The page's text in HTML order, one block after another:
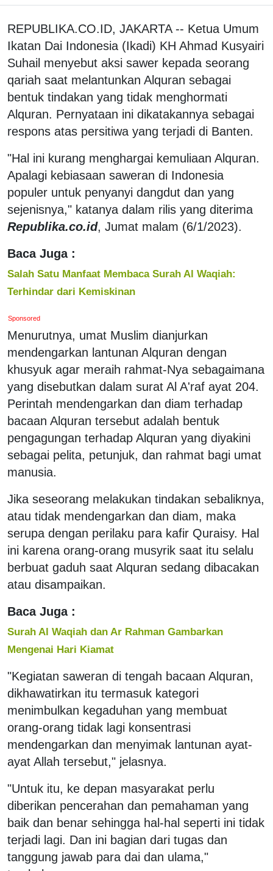
REPUBLIKA.CO.ID, JAKARTA -- Ketua Umum
Ikatan Dai Indonesia (Ikadi) KH Ahmad Kusyairi
Suhail menyebut aksi sawer kepada seorang
qariah saat melantunkan Alquran sebagai
bentuk tindakan yang tidak menghormati
Alquran. Pernyataan ini dikatakannya sebagai
respons atas persitiwa yang terjadi di Banten.
"Hal ini kurang menghargai kemuliaan Alquran.
Apalagi kebiasaan saweran di Indonesia
populer untuk penyanyi dangdut dan yang
sejenisnya," katanya dalam rilis yang diterima
Republika.co.id, Jumat malam (6/1/2023).
Baca Juga :
Salah Satu Manfaat Membaca Surah Al Waqiah:
Terhindar dari Kemiskinan
Sponsored
Menurutnya, umat Muslim dianjurkan
mendengarkan lantunan Alquran dengan
khusyuk agar meraih rahmat-Nya sebagaimana
yang disebutkan dalam surat Al A'raf ayat 204.
Perintah mendengarkan dan diam terhadap
bacaan Alquran tersebut adalah bentuk
pengagungan terhadap Alquran yang diyakini
sebagai pelita, petunjuk, dan rahmat bagi umat
manusia.
Jika seseorang melakukan tindakan sebaliknya,
atau tidak mendengarkan dan diam, maka
serupa dengan perilaku para kafir Quraisy. Hal
ini karena orang-orang musyrik saat itu selalu
berbuat gaduh saat Alquran sedang dibacakan
atau disampaikan.
Baca Juga :
Surah Al Waqiah dan Ar Rahman Gambarkan
Mengenai Hari Kiamat
"Kegiatan saweran di tengah bacaan Alquran,
dikhawatirkan itu termasuk kategori
menimbulkan kegaduhan yang membuat
orang-orang tidak lagi konsentrasi
mendengarkan dan menyimak lantunan ayat-
ayat Allah tersebut," jelasnya.
"Untuk itu, ke depan masyarakat perlu
diberikan pencerahan dan pemahaman yang
baik dan benar sehingga hal-hal seperti ini tidak
terjadi lagi. Dan ini bagian dari tugas dan
tanggung jawab para dai dan ulama,"